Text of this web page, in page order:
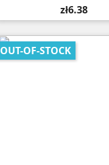
zł6.38
OUT-OF-STOCK